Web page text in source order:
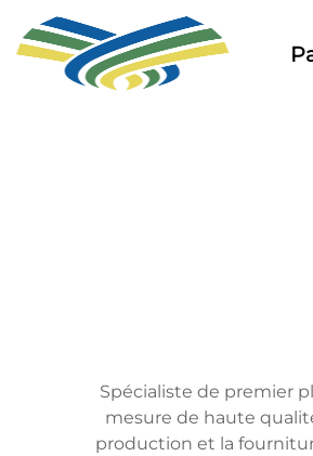
Spécialiste de premier
mesure de haute
production et la